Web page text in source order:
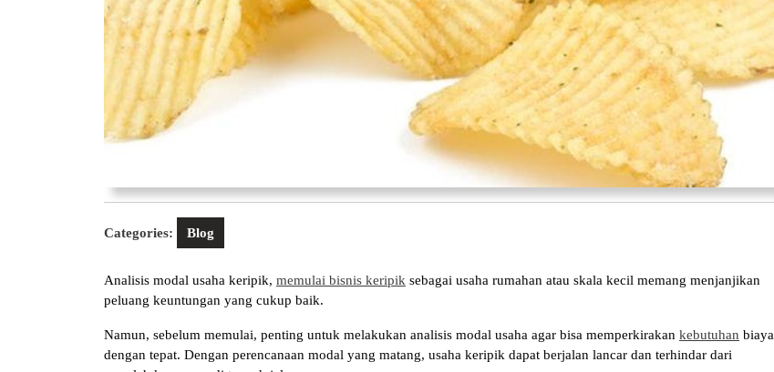
Categories: Blog
Analisis modal usaha keripik, memulai bisnis keripik sebagai usaha rumahan atau skala kecil memang menjanjikan
peluang keuntungan yang cukup baik.
Namun, sebelum memulai, penting untuk melakukan analisis modal usaha agar bisa memperkirakan kebutuhan biaya
dengan tepat. Dengan perencanaan modal yang matang, usaha keripik dapat berjalan lancar dan terhindar dari